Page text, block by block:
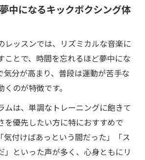
く続くキックボクシングダイエ
ってキックボクシング効果を最
成功に導くキックボクシングの
クボクシングで痩せる楽しみを
中になるキックボクシング体
レッスンでは、リズミカルな音楽に
ことで、時間を忘れるほど夢中にな
気分が高まり、普段は運動が苦手な
のが特徴です。
ムは、単調なトレーニングに飽きて
を優先したい方に特におすすめで
気付けばあっという間だった」「ス
」といった声が多く、心身ともにリ